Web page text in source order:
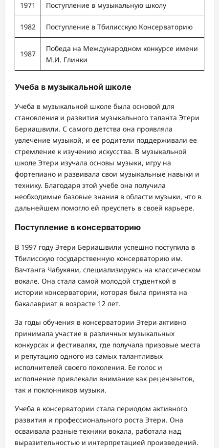
1971 Поступление в музыкальную школу
1982 Поступление в Тбилисскую Консерваторию
1987
Победа на Международном конкурсе имени
М.И. Глинки
Учеба в музыкальной школе
Учеба в музыкальной школе была основой для
становления и развития музыкального таланта Этери
Бериашвили. С самого детства она проявляла
увлечение музыкой, и ее родители поддерживали ее
стремление к изучению искусства. В музыкальной
школе Этери изучала основы музыки, игру на
фортепиано и развивала свои музыкальные навыки и
технику. Благодаря этой учебе она получила
необходимые базовые знания в области музыки, что в
дальнейшем помогло ей преуспеть в своей карьере.
Поступление в консерваторию
В 1997 году Этери Бериашвили успешно поступила в
Тбилисскую государственную консерваторию им.
Вачтанга Чабукяни, специализируясь на классическом
вокале. Она стала самой молодой студенткой в
истории консерватории, которая была принята на
бакалавриат в возрасте 12 лет.
За годы обучения в консерватории Этери активно
принимала участие в различных музыкальных
конкурсах и фестивалях, где получала призовые места
и репутацию одного из самых талантливых
исполнителей своего поколения. Ее голос и
исполнение привлекали внимание как рецензентов,
так и поклонников музыки.
Учеба в консерватории стала периодом активного
развития и профессионального роста Этери. Она
осваивала разные техники вокала, работала над
выразительностью и интерпретацией произведений.